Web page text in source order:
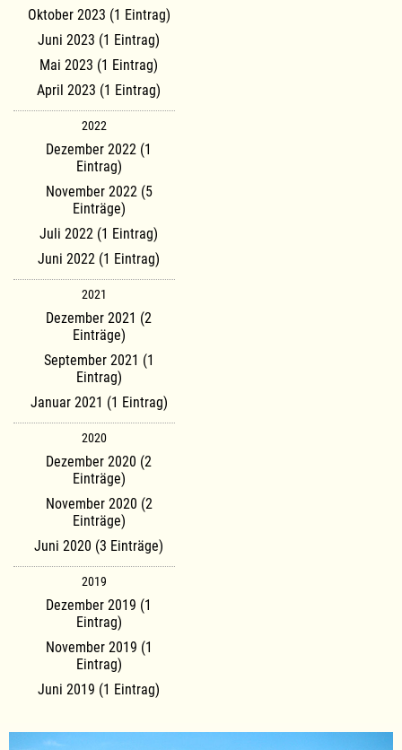
Oktober 2023 (1 Eintrag)
Juni 2023 (1 Eintrag)
Mai 2023 (1 Eintrag)
April 2023 (1 Eintrag)
2022
Dezember 2022 (1
Eintrag)
November 2022 (5
Einträge)
Juli 2022 (1 Eintrag)
Juni 2022 (1 Eintrag)
2021
Dezember 2021 (2
Einträge)
September 2021 (1
Eintrag)
Januar 2021 (1 Eintrag)
2020
Dezember 2020 (2
Einträge)
November 2020 (2
Einträge)
Juni 2020 (3 Einträge)
2019
Dezember 2019 (1
Eintrag)
November 2019 (1
Eintrag)
Juni 2019 (1 Eintrag)